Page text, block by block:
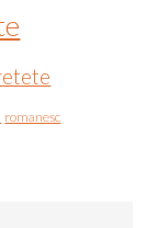
romanesc